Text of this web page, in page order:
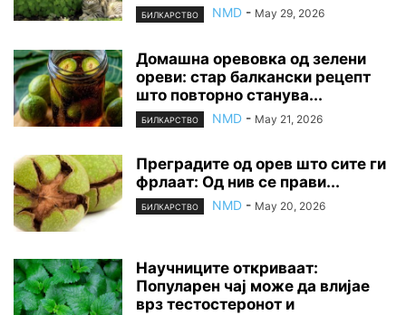
БИЛКАРСТВО NMD - May 29, 2026
Домашна оревовка од зелени
ореви: стар балкански рецепт
што повторно станува...
БИЛКАРСТВО NMD - May 21, 2026
Преградите од орев што сите ги
фрлаат: Од нив се прави...
БИЛКАРСТВО NMD - May 20, 2026
Научниците откриваат:
Популарен чај може да влијае
врз тестостеронот и